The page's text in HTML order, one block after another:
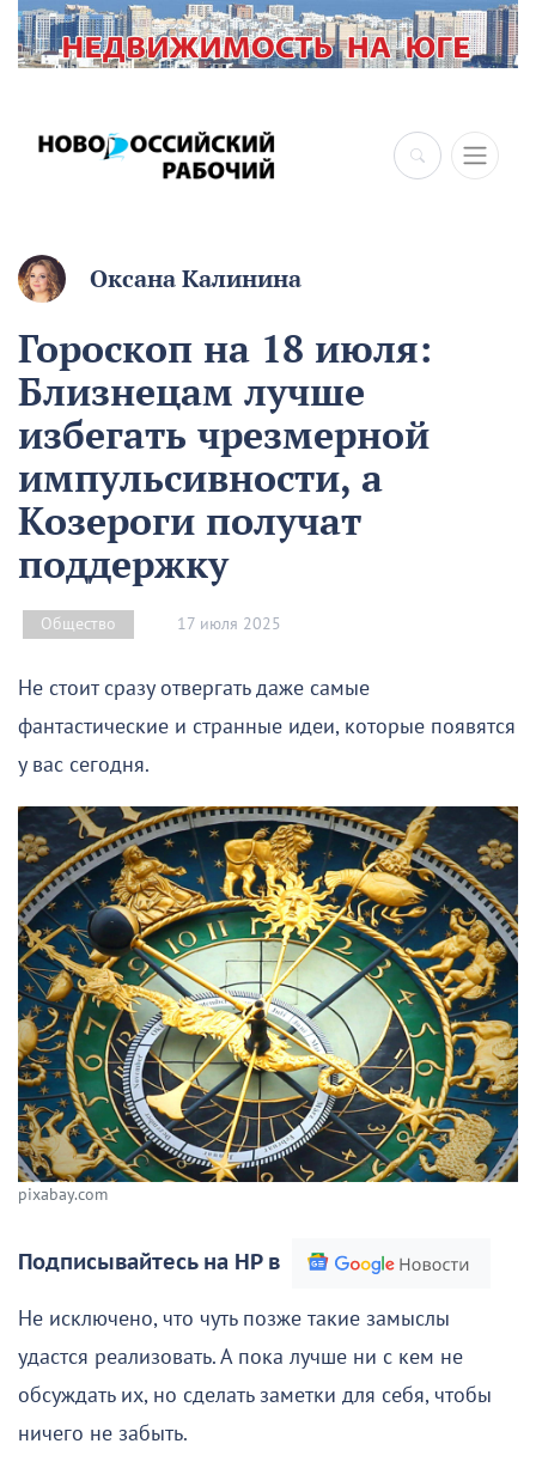
×
Оксана Калинина
Гороскоп на 18 июля:
Близнецам лучше
избегать чрезмерной
импульсивности, а
Козероги получат
поддержку
Общество 17 июля 2025
Не стоит сразу отвергать даже самые
фантастические и странные идеи, которые появятся
у вас сегодня.
pixabay.com
Подписывайтесь на НР в
Не исключено, что чуть позже такие замыслы
удастся реализовать. А пока лучше ни с кем не
обсуждать их, но сделать заметки для себя, чтобы
ничего не забыть.